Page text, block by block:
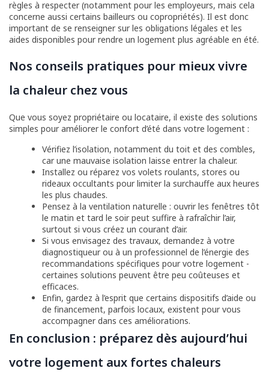
règles à respecter (notamment pour les employeurs, mais cela
concerne aussi certains bailleurs ou copropriétés). Il est donc
important de se renseigner sur les obligations légales et les
aides disponibles pour rendre un logement plus agréable en été.
Nos conseils pratiques pour mieux vivre
la chaleur chez vous
Que vous soyez propriétaire ou locataire, il existe des solutions
simples pour améliorer le confort d’été dans votre logement :
Vérifiez l’isolation, notamment du toit et des combles,
car une mauvaise isolation laisse entrer la chaleur.
Installez ou réparez vos volets roulants, stores ou
rideaux occultants pour limiter la surchauffe aux heures
les plus chaudes.
Pensez à la ventilation naturelle : ouvrir les fenêtres tôt
le matin et tard le soir peut suffire à rafraîchir l’air,
surtout si vous créez un courant d’air.
Si vous envisagez des travaux, demandez à votre
diagnostiqueur ou à un professionnel de l’énergie des
recommandations spécifiques pour votre logement -
certaines solutions peuvent être peu coûteuses et
efficaces.
Enfin, gardez à l’esprit que certains dispositifs d’aide ou
de financement, parfois locaux, existent pour vous
accompagner dans ces améliorations.
En conclusion : préparez dès aujourd’hui
votre logement aux fortes chaleurs